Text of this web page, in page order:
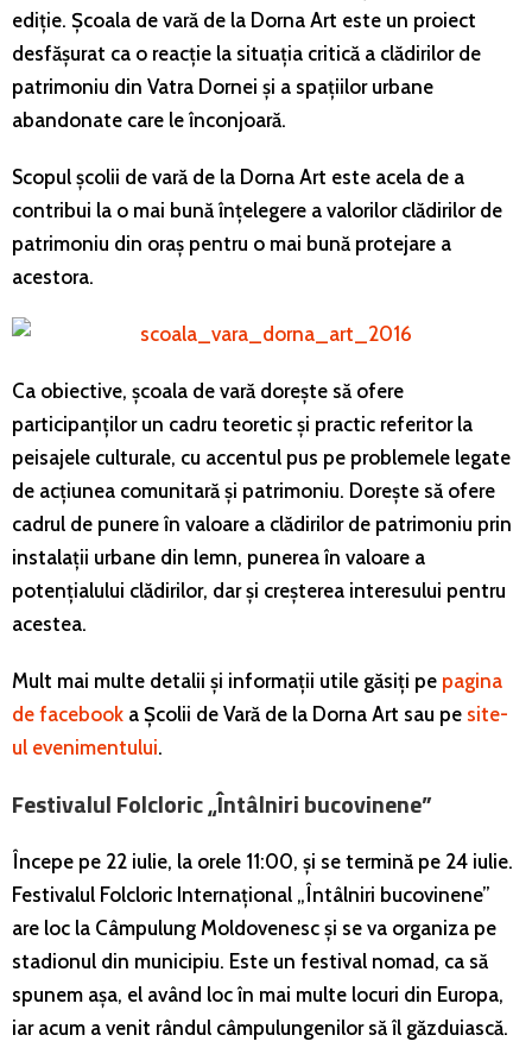
ediție. Școala de vară de la Dorna Art este un proiect
desfășurat ca o reacție la situația critică a clădirilor de
patrimoniu din Vatra Dornei și a spațiilor urbane
abandonate care le înconjoară.
Scopul școlii de vară de la Dorna Art este acela de a
contribui la o mai bună înțelegere a valorilor clădirilor de
patrimoniu din oraș pentru o mai bună protejare a
acestora.
Ca obiective, școala de vară dorește să ofere
participanților un cadru teoretic și practic referitor la
peisajele culturale, cu accentul pus pe problemele legate
de acțiunea comunitară și patrimoniu. Dorește să ofere
cadrul de punere în valoare a clădirilor de patrimoniu prin
instalații urbane din lemn, punerea în valoare a
potențialului clădirilor, dar și creșterea interesului pentru
acestea.
Mult mai multe detalii și informații utile găsiți pe pagina
de facebook a Școlii de Vară de la Dorna Art sau pe site-
ul evenimentului.
Festivalul Folcloric „Întâlniri bucovinene”
Începe pe 22 iulie, la orele 11:00, și se termină pe 24 iulie.
Festivalul Folcloric Internațional „Întâlniri bucovinene”
are loc la Câmpulung Moldovenesc și se va organiza pe
stadionul din municipiu. Este un festival nomad, ca să
spunem așa, el având loc în mai multe locuri din Europa,
iar acum a venit rândul câmpulungenilor să îl găzduiască.